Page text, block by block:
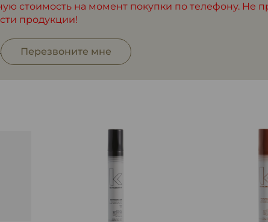
стоимость на момент покупки по телефону. Не
продукции!
Перезвоните мне